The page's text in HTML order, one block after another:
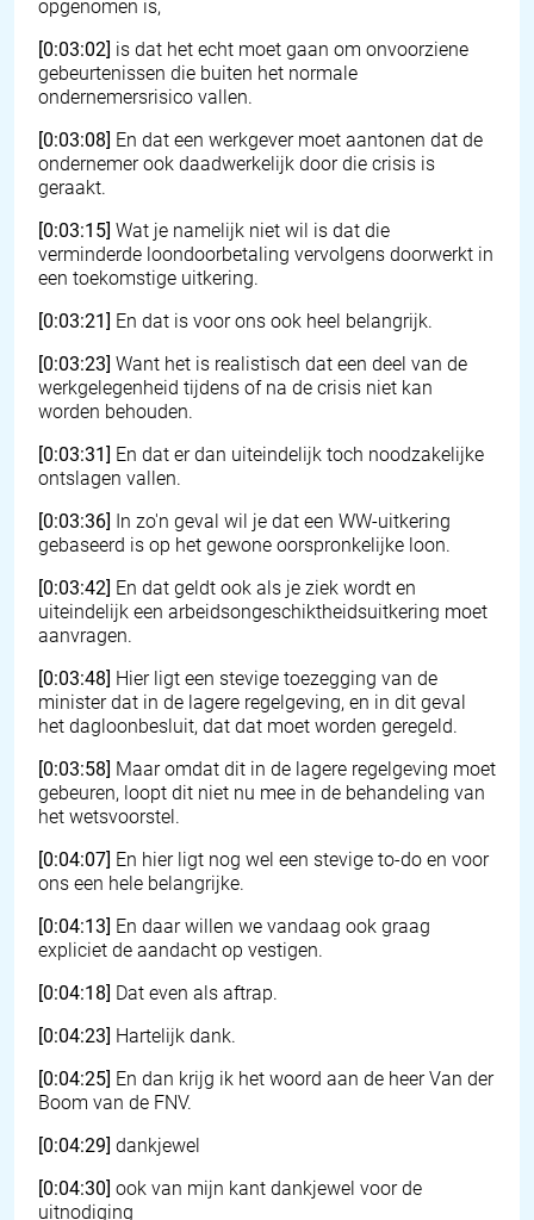
opgenomen is,
[0:03:02] is dat het echt moet gaan om onvoorziene
gebeurtenissen die buiten het normale
ondernemersrisico vallen.
[0:03:08] En dat een werkgever moet aantonen dat de
ondernemer ook daadwerkelijk door die crisis is
geraakt.
[0:03:15] Wat je namelijk niet wil is dat die
verminderde loondoorbetaling vervolgens doorwerkt in
een toekomstige uitkering.
[0:03:21] En dat is voor ons ook heel belangrijk.
[0:03:23] Want het is realistisch dat een deel van de
werkgelegenheid tijdens of na de crisis niet kan
worden behouden.
[0:03:31] En dat er dan uiteindelijk toch noodzakelijke
ontslagen vallen.
[0:03:36] In zo'n geval wil je dat een WW-uitkering
gebaseerd is op het gewone oorspronkelijke loon.
[0:03:42] En dat geldt ook als je ziek wordt en
uiteindelijk een arbeidsongeschiktheidsuitkering moet
aanvragen.
[0:03:48] Hier ligt een stevige toezegging van de
minister dat in de lagere regelgeving, en in dit geval
het dagloonbesluit, dat dat moet worden geregeld.
[0:03:58] Maar omdat dit in de lagere regelgeving moet
gebeuren, loopt dit niet nu mee in de behandeling van
het wetsvoorstel.
[0:04:07] En hier ligt nog wel een stevige to-do en voor
ons een hele belangrijke.
[0:04:13] En daar willen we vandaag ook graag
expliciet de aandacht op vestigen.
[0:04:18] Dat even als aftrap.
[0:04:23] Hartelijk dank.
[0:04:25] En dan krijg ik het woord aan de heer Van der
Boom van de FNV.
[0:04:29] dankjewel
[0:04:30] ook van mijn kant dankjewel voor de
uitnodiging